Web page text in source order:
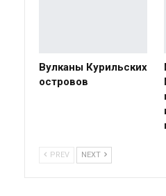
Вулканы Курильских
островов
PREV NEXT